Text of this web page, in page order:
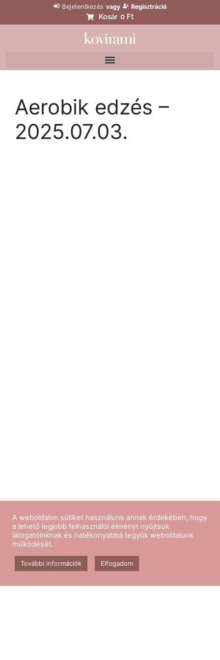
Bejelentkezés vagy Regisztráció
Kosár 0 Ft
Aerobik edzés –
2025.07.03.
Kövess minket
A weboldalon sütiket használunk annak érdekében, hogy
a lehető legjobb felhasználói élményt nyújtsuk
látogatóinknak és hatékonyabbá tegyük weboldalunk
működését.
További információk Elfogadom